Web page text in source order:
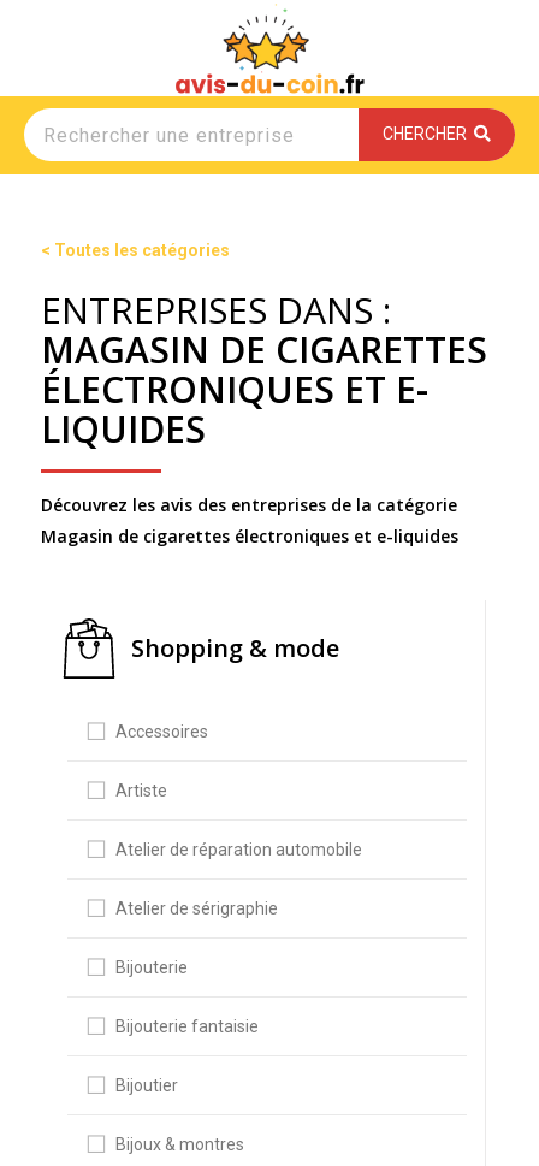
CHERCHER
< Toutes les catégories
ENTREPRISES DANS :
MAGASIN DE CIGARETTES
ÉLECTRONIQUES ET E-
LIQUIDES
Découvrez les avis des entreprises de la catégorie
Magasin de cigarettes électroniques et e-liquides
Shopping & mode
Accessoires
Artiste
Atelier de réparation automobile
Atelier de sérigraphie
Bijouterie
Bijouterie fantaisie
Bijoutier
Bijoux & montres